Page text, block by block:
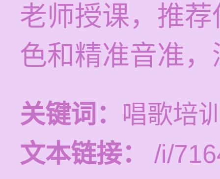
老师授课，推荐
色和精准音准
关键词： 唱歌培
文本链接：
/i/